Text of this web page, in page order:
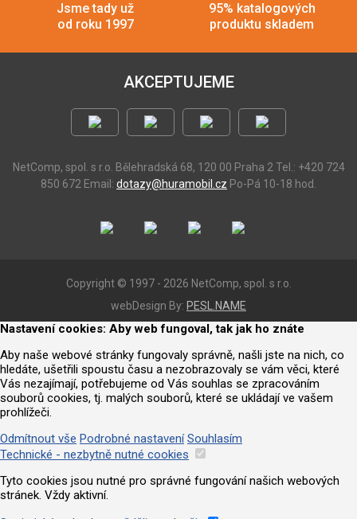
Jsme tady už
od roku 1997
95% katalogových
produktu skladem
AKCEPTUJEME
NetComp, spol. s r.o. Bělehradská 68, 120 00 Praha 2 Tel.: +420 724
850 672 Email: dotazy@huramobil.cz Po-Pá 10-18 hod.
Copyright © 1997 - 2026 NetComp, spol. s r.o.
webDesign By: PESL.NAME
Nastavení cookies: Aby web fungoval, tak jak ho znáte
Aby naše webové stránky fungovaly správně, našli jste na nich, co
hledáte, ušetřili spoustu času a nezobrazovaly se vám věci, které
Vás nezajímají, potřebujeme od Vás souhlas se zpracováním
souborů cookies, tj. malých souborů, které se ukládají ve vašem
prohlížeči.
Odmítnout vše Podrobné nastavení Souhlasím
Technické - nezbytně nutné cookies
Tyto cookies jsou nutné pro správné fungování našich webových
stránek. Vždy aktivní.